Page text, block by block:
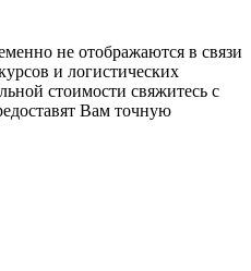
не отображаются в связи
и логистических
стоимости свяжитесь с
Вам точную